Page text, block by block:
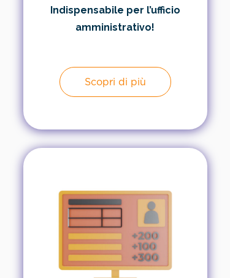
Indispensabile per l’ufficio
amministrativo!
Scopri di più